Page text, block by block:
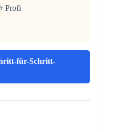
Profi
für-Schritt-